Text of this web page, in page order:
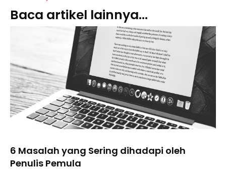
Baca artikel lainnya...
6 Masalah yang Sering dihadapi oleh
Penulis Pemula